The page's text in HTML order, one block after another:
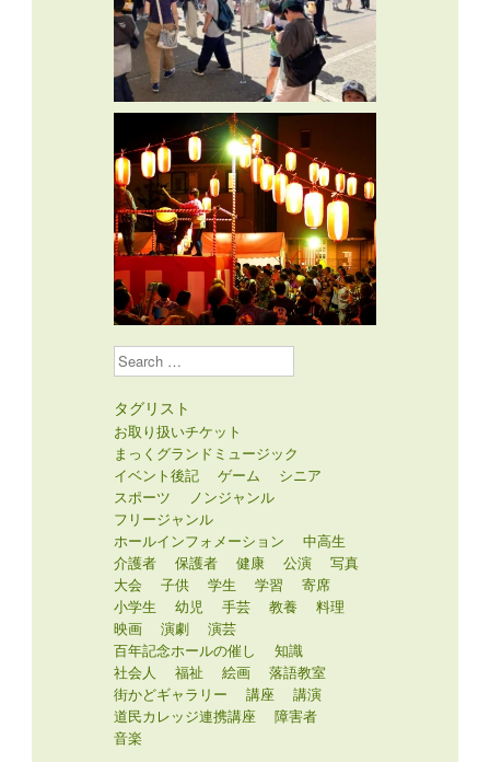
Search
タグリスト
お取り扱いチケット
まっくグランドミュージック
イベント後記
ゲーム
シニア
スポーツ
ノンジャンル
フリージャンル
ホールインフォメーション
中高生
介護者
保護者 健康 公演
写真
大会
子供 学生 学習
寄席
小学生
幼児 手芸 教養
料理
映画
演劇
演芸
百年記念ホールの催し
知識
社会人
福祉 絵画
落語教室
街かどギャラリー
講座
講演
道民カレッジ連携講座
障害者
音楽